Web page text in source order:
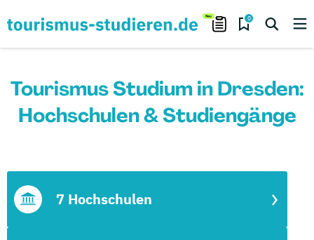
0
Tourismus Studium in Dresden:
Hochschulen & Studiengänge
7 Hochschulen